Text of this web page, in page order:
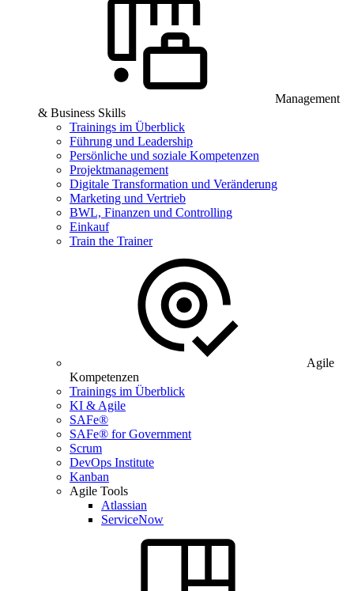
Management
& Business Skills
Trainings im Überblick
Führung und Leadership
Persönliche und soziale Kompetenzen
Projektmanagement
Digitale Transformation und Veränderung
Marketing und Vertrieb
BWL, Finanzen und Controlling
Einkauf
Train the Trainer
Agile
Kompetenzen
Trainings im Überblick
KI & Agile
SAFe®
SAFe® for Government
Scrum
DevOps Institute
Kanban
Agile Tools
Atlassian
ServiceNow